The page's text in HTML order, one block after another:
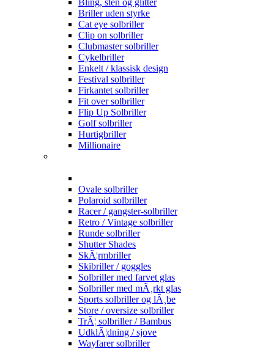
Bling, sten og glitter
Briller uden styrke
Cat eye solbriller
Clip on solbriller
Clubmaster solbriller
Cykelbriller
Enkelt / klassisk design
Festival solbriller
Firkantet solbriller
Fit over solbriller
Flip Up Solbriller
Golf solbriller
Hurtigbriller
Millionaire
Ovale solbriller
Polaroid solbriller
Racer / gangster-solbriller
Retro / Vintage solbriller
Runde solbriller
Shutter Shades
SkÃ¦rmbriller
Skibriller / goggles
Solbriller med farvet glas
Solbriller med mÃ¸rkt glas
Sports solbriller og lÃ¸be
Store / oversize solbriller
TrÃ¦ solbriller / Bambus
UdklÃ¦dning / sjove
Wayfarer solbriller